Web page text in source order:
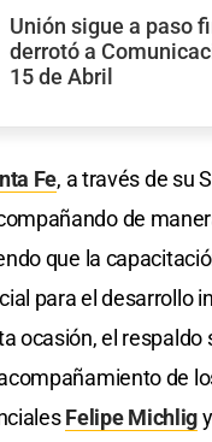
Unión sigue a paso
derrotó a
15 de Abril
Fe, a través de su
de
que la
para el desarrollo
ocasión, el respaldo
de
Felipe Michlig